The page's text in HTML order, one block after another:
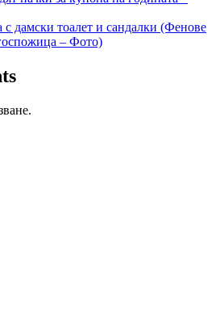
с дамски тоалет и сандалки (Фенове
– Фото)